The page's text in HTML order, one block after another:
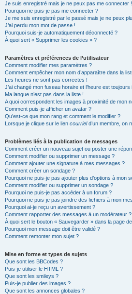
Je suis enregistré mais je ne peux pas me connecter !
Pourquoi ne puis-je pas me connecter ?
Je me suis enregistré par le passé mais je ne peux
J’ai perdu mon mot de passe !
Pourquoi suis-je automatiquement déconnecté ?
À quoi sert « Supprimer les cookies » ?
Paramètres et préférences de l’utilisateur
Comment modifier mes paramètres ?
Comment empêcher mon nom d’apparaître dans la
Les heures ne sont pas correctes !
J’ai changé mon fuseau horaire et l’heure est
Ma langue n’est pas dans la liste !
A quoi correspondent les images à proximité de mon
Comment puis-je afficher un avatar ?
Qu’est-ce que mon rang et comment le modifier ?
Lorsque je clique sur le lien courrield’un membre, on
Problèmes liés à la publication de messages
Comment créer un nouveau sujet ou poster une
Comment modifier ou supprimer un message ?
Comment ajouter une signature à mes messages ?
Comment créer un sondage ?
Pourquoi ne puis-je pas ajouter plus d’options à mon
Comment modifier ou supprimer un sondage ?
Pourquoi ne puis-je pas accéder à un forum ?
Pourquoi ne puis-je pas joindre des fichiers à mon
Pourquoi ai-je reçu un avertissement ?
Comment rapporter des messages à un modérateur ?
À quoi sert le bouton « Sauvegarder » dans la page
Pourquoi mon message doit être validé ?
Comment remonter mon sujet ?
Mise en forme et types de sujets
Que sont les BBCodes ?
Puis-je utiliser le HTML ?
Que sont les smileys ?
Puis-je publier des images ?
Que sont les annonces globales ?